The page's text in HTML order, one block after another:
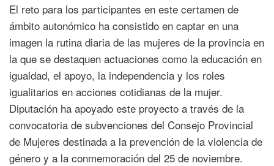
El reto para los participantes en este certamen de
ámbito autonómico ha consistido en captar en una
imagen la rutina diaria de las mujeres de la provincia en
la que se destaquen actuaciones como la educación en
igualdad, el apoyo, la independencia y los roles
igualitarios en acciones cotidianas de la mujer.
Diputación ha apoyado este proyecto a través de la
convocatoria de subvenciones del Consejo Provincial
de Mujeres destinada a la prevención de la violencia de
género y a la conmemoración del 25 de noviembre.